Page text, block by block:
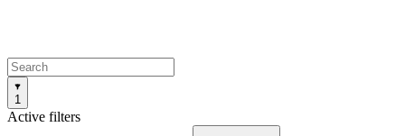
1
Active filters